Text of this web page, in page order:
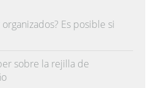
Es posible si
sobre la rejilla de